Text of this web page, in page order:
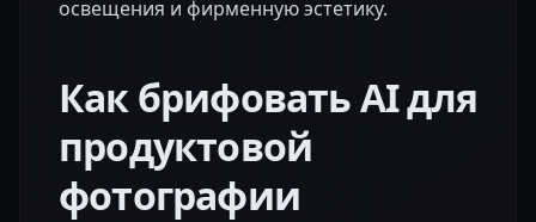
освещения и фирменную эстетику.
Как брифовать AI для
продуктовой
фотографии